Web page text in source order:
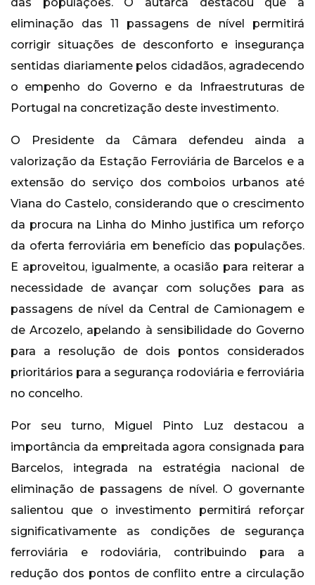
eliminação das 11 passagens de nível permitirá
corrigir situações de desconforto e insegurança
sentidas diariamente pelos cidadãos, agradecendo
o empenho do Governo e da Infraestruturas de
Portugal na concretização deste investimento.
O Presidente da Câmara defendeu ainda a
valorização da Estação Ferroviária de Barcelos e a
extensão do serviço dos comboios urbanos até
Viana do Castelo, considerando que o crescimento
da procura na Linha do Minho justifica um reforço
da oferta ferroviária em benefício das populações.
E aproveitou, igualmente, a ocasião para reiterar a
necessidade de avançar com soluções para as
passagens de nível da Central de Camionagem e
de Arcozelo, apelando à sensibilidade do Governo
para a resolução de dois pontos considerados
prioritários para a segurança rodoviária e ferroviária
no concelho.
Por seu turno, Miguel Pinto Luz destacou a
importância da empreitada agora consignada para
Barcelos, integrada na estratégia nacional de
eliminação de passagens de nível. O governante
salientou que o investimento permitirá reforçar
significativamente as condições de segurança
ferroviária e rodoviária, contribuindo para a
redução dos pontos de conflito entre a circulação